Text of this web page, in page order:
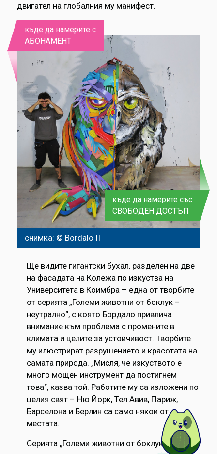
двигател на глобалния му манифест.
снимка: © Bordalo II
къде да намерите с
АБОНАМЕНТ
къде да намерите със
СВОБОДЕН ДОСТЪП
Ще видите гигантски бухал, разделен на две
на фасадата на Колежа по изкуства на
Университета в Коимбра – една от творбите
от серията „Големи животни от боклук –
неутрално“, с която Бордало привлича
внимание към проблема с промените в
климата и целите за устойчивост. Творбите
му илюстрират разрушението и красотата на
самата природа. „Мисля, че изкуството е
много мощен инструмент да постигнем
това“, казва той. Работите му са изложени по
целия свят – Ню Йорк, Тел Авив, Париж,
Барселона и Берлин са само някои от
местата.
Серията „Големи животни от боклук“ е